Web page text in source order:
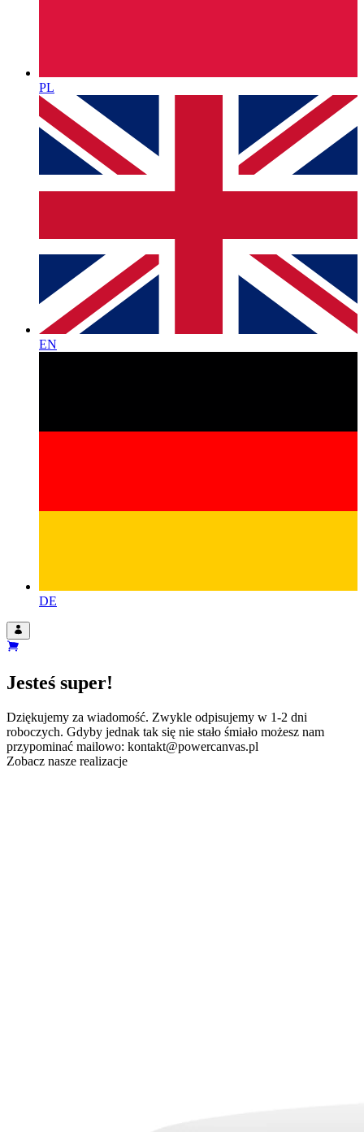
PL
EN
DE
Jesteś super!
Dziękujemy za wiadomość. Zwykle odpisujemy w 1-2 dni
roboczych. Gdyby jednak tak się nie stało śmiało możesz nam
przypominać mailowo: kontakt@powercanvas.pl
Zobacz nasze realizacje